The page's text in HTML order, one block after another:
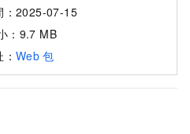
：2025-07-15
：9.7 MB
Web 包